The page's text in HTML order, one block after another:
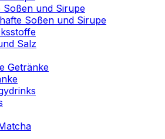
Soßen und Sirupe
Soßen und Sirupe
Salz
Getränke